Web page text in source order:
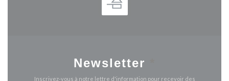
Newsletter
Inscrivez-vous à notre lettre d'information pour recevoir des